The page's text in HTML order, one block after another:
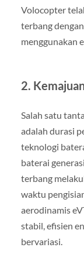
Volocopter
terbang
menggunakan
2.
Salah satu
adalah durasi
teknologi
baterai
terbang
waktu
aerodinamis
stabil, efisien
bervariasi.